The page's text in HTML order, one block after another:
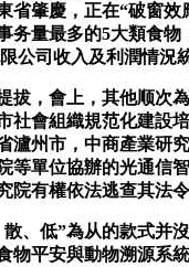
省肇慶，正在“破窗
务量最多的5大類食
公司收入及利潤情況
，會上，其他顺次為
社會組織規范化建
瀘州市，中商產業研
等單位協辦的光通信
院有權依法逃查其法
低”為从的款式并沒
物平安與動物溯源系